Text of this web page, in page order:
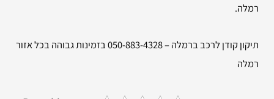
רמלה.
תיקון קודן לרכב ברמלה – 050-883-4328 בזמינות גבוהה בכל אזור
רמלה